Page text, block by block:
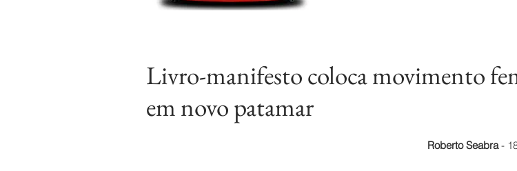
Livro-manifesto coloca movimento
em novo patamar
Roberto Seabra -